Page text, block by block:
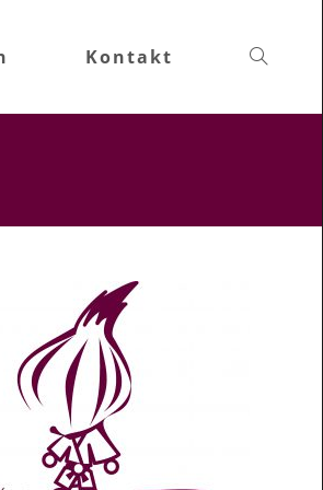
Kontakt